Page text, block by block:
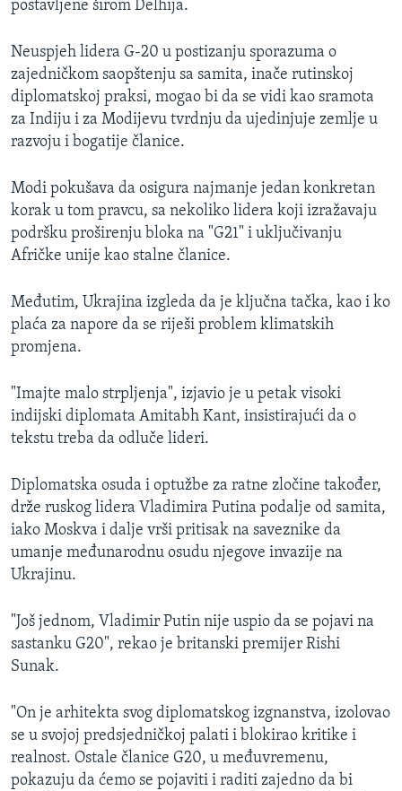
postavljene širom Delhija.
Neuspjeh lidera G-20 u postizanju sporazuma o
zajedničkom saopštenju sa samita, inače rutinskoj
diplomatskoj praksi, mogao bi da se vidi kao sramota
za Indiju i za Modijevu tvrdnju da ujedinjuje zemlje u
razvoju i bogatije članice.
Modi pokušava da osigura najmanje jedan konkretan
korak u tom pravcu, sa nekoliko lidera koji izražavaju
podršku proširenju bloka na "G21" i uključivanju
Afričke unije kao stalne članice.
Međutim, Ukrajina izgleda da je ključna tačka, kao i ko
plaća za napore da se riješi problem klimatskih
promjena.
"Imajte malo strpljenja", izjavio je u petak visoki
indijski diplomata Amitabh Kant, insistirajući da o
tekstu treba da odluče lideri.
Diplomatska osuda i optužbe za ratne zločine također,
drže ruskog lidera Vladimira Putina podalje od samita,
iako Moskva i dalje vrši pritisak na saveznike da
umanje međunarodnu osudu njegove invazije na
Ukrajinu.
"Još jednom, Vladimir Putin nije uspio da se pojavi na
sastanku G20", rekao je britanski premijer Rishi
Sunak.
"On je arhitekta svog diplomatskog izgnanstva, izolovao
se u svojoj predsjedničkoj palati i blokirao kritike i
realnost. Ostale članice G20, u međuvremenu,
pokazuju da ćemo se pojaviti i raditi zajedno da bi